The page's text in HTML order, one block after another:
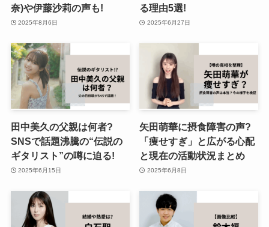
奈)や伊藤沙莉の声も!
2025年8月6日
る理由5選!
2025年6月27日
田中美久の父親は何者?
SNSで話題沸騰の“伝説の
ギタリスト”の噂に迫る!
2025年6月15日
矢田萌華に摂食障害の声?
「痩せすぎ」と広がる心配
と現在の活動状況まとめ
2025年6月8日